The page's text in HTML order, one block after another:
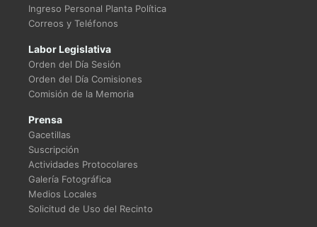
Ingreso Personal Planta Política
Correos y Teléfonos
Labor Legislativa
Orden del Día Sesión
Orden del Día Comisiones
Comisión de la Memoria
Prensa
Gacetillas
Suscripción
Actividades Protocolares
Galería Fotográfica
Medios Locales
Solicitud de Uso del Recinto